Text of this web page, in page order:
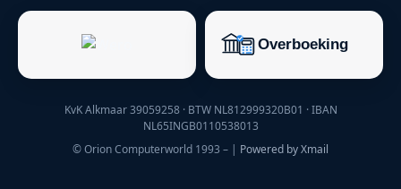
KvK Alkmaar 39059258 · BTW NL812999320B01 · IBAN
NL65INGB0110538013
© Orion Computerworld 1993 – | Powered by Xmail